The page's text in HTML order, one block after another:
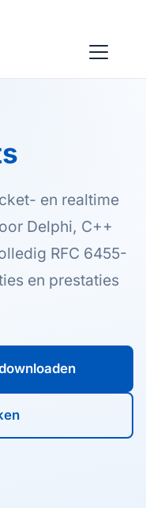
en realtime
Delphi, C++
RFC 6455-
en prestaties